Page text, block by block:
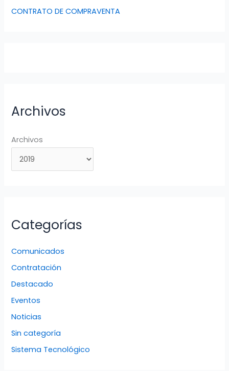
CONTRATO DE COMPRAVENTA
Archivos
Archivos
Categorías
Comunicados
Contratación
Destacado
Eventos
Noticias
Sin categoría
Sistema Tecnológico